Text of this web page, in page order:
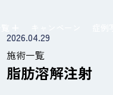
2026.04.29
施術一覧
脂肪溶解注射